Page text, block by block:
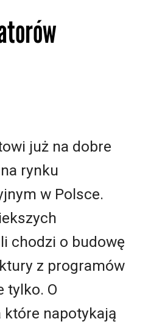
już na dobre
rynku
w Polsce.
chodzi o budowę
z programów
tylko. O
które napotykają